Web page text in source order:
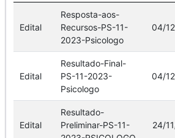
Edital
Resposta-aos-
Recursos-PS-11-
2023-Psicologo
04/
Edital
Resultado-Final-
PS-11-2023-
Psicologo
04/
Edital
Resultado-
Preliminar-PS-11-
24/